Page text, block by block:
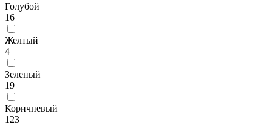
Голубой
16
Желтый
4
Зеленый
19
Коричневый
123